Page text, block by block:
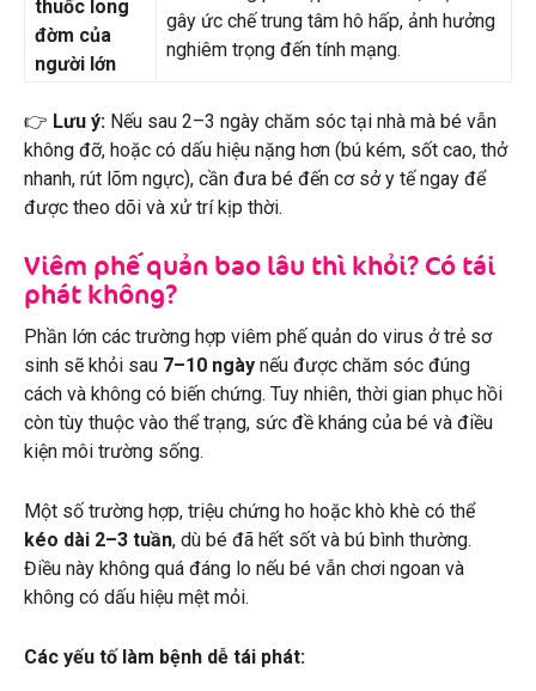
thuốc long
đờm của
người lớn
gây ức chế trung tâm hô hấp, ảnh hưởng
nghiêm trọng đến tính mạng.
👉 Lưu ý: Nếu sau 2–3 ngày chăm sóc tại nhà mà bé vẫn
không đỡ, hoặc có dấu hiệu nặng hơn (bú kém, sốt cao, thở
nhanh, rút lõm ngực), cần đưa bé đến cơ sở y tế ngay để
được theo dõi và xử trí kịp thời.
Viêm phế quản bao lâu thì khỏi? Có tái
phát không?
Phần lớn các trường hợp viêm phế quản do virus ở trẻ sơ
sinh sẽ khỏi sau 7–10 ngày nếu được chăm sóc đúng
cách và không có biến chứng. Tuy nhiên, thời gian phục hồi
còn tùy thuộc vào thể trạng, sức đề kháng của bé và điều
kiện môi trường sống.
Một số trường hợp, triệu chứng ho hoặc khò khè có thể
kéo dài 2–3 tuần, dù bé đã hết sốt và bú bình thường.
Điều này không quá đáng lo nếu bé vẫn chơi ngoan và
không có dấu hiệu mệt mỏi.
Các yếu tố làm bệnh dễ tái phát: